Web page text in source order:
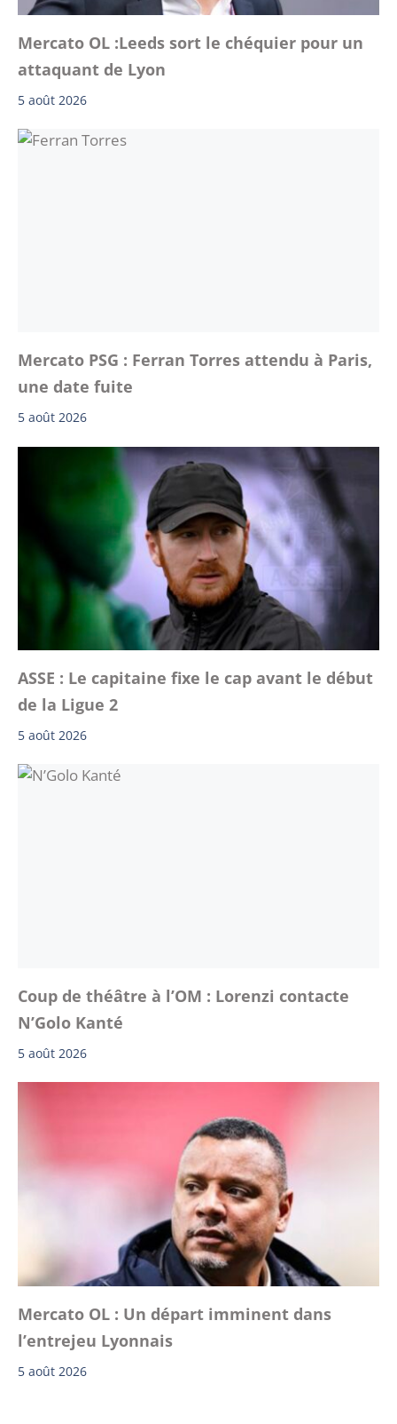
Mercato OL :Leeds sort le chéquier pour un
attaquant de Lyon
5 août 2026
Mercato PSG : Ferran Torres attendu à Paris,
une date fuite
5 août 2026
ASSE : Le capitaine fixe le cap avant le début
de la Ligue 2
5 août 2026
Coup de théâtre à l’OM : Lorenzi contacte
N’Golo Kanté
5 août 2026
Mercato OL : Un départ imminent dans
l’entrejeu Lyonnais
5 août 2026